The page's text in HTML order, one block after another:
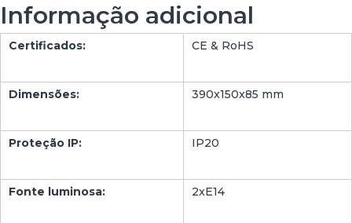
Informação adicional
Certificados: CE & RoHS
Dimensões: 390x150x85 mm
Proteção IP: IP20
Fonte luminosa: 2xE14